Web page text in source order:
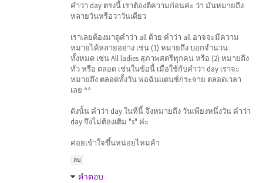
คำว่า day ตรงนี้ เราต้องตีความก่อนค่ะ ว่า มันหมายถึง
หลายวันหรือว่าวันเดียว
เราเลยต้องมาดูคำว่า all ด้วย คำว่า all อาจจะมีความ
หมายได้หลายอย่าง เช่น (1) หมายถึง บอกจำนวน
ทั้งหมด เช่น All ladies สุภาพสตรีทุกคน หรือ (2) หมายถึง
ทั่ว หรือ ตลอด เช่นในข้อนี้ เมื่อใช้กับคำว่า day เราจะ
หมายถึง ตลอดทั้งวัน พ่อฉันแดนซ์กระจาย ตลอดเวลา
เลย ^^
ดังนั้น คำว่า day ในที่นี้ จึงหมายถึง วันเพียงหนึ่งวัน คำว่า
day จึงไม่ต้องเติม "s" ค่ะ
ค่อยเข้าใจขึ้นหน่อยไหมค้า
ลบ
คำตอบ